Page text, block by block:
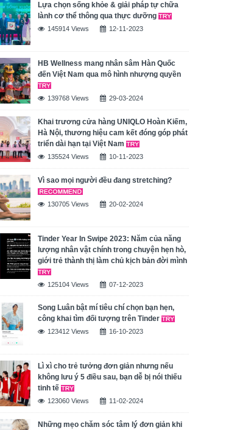
Lựa chọn sống khỏe & giải pháp tự chữa
lành cơ thể thông qua thực dưỡng
145914 Views 12-11-2023
HB Wellness mang nhân sâm Hàn Quốc
đến Việt Nam qua mô hình nhượng quyền
139768 Views 29-03-2024
Khai trương cửa hàng UNIQLO Hoàn Kiếm,
Hà Nội, thương hiệu cam kết đóng góp phát
triển dài hạn tại Việt Nam
135524 Views 10-11-2023
Vì sao mọi người đều đang stretching?
130705 Views 20-02-2024
Tinder Year In Swipe 2023: Năm của năng
lượng nhân vật chính trong chuyện hẹn hò,
giới trẻ thành thị làm chủ kịch bản đời mình
125104 Views 07-12-2023
Song Luân bật mí tiêu chí chọn bạn hẹn,
công khai tìm đối tượng trên Tinder
123412 Views 16-10-2023
Lì xì cho trẻ tưởng đơn giản nhưng nếu
không lưu ý 5 điều sau, bạn dễ bị nói thiếu
tinh tế
123060 Views 11-02-2024
Những mẹo chăm sóc tâm lý đơn giản khi